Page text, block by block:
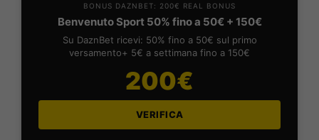
BONUS DAZNBET: 200€ REAL BONUS
Benvenuto Sport 50% fino a 50€ + 150€
Su DaznBet ricevi: 50% fino a 50€ sul primo
versamento+ 5€ a settimana fino a 150€
200€
VERIFICA